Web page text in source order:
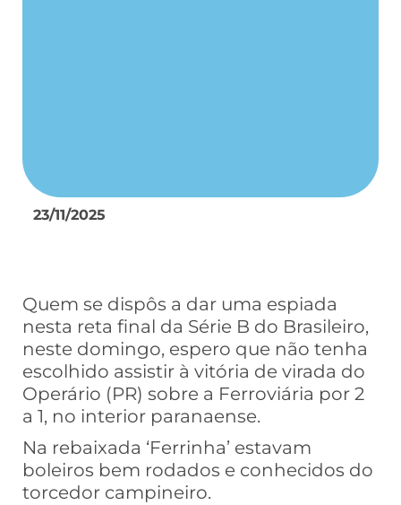
23/11/2025
Quem se dispôs a dar uma espiada
nesta reta final da Série B do Brasileiro,
neste domingo, espero que não tenha
escolhido assistir à vitória de virada do
Operário (PR) sobre a Ferroviária por 2
a 1, no interior paranaense.
Na rebaixada ‘Ferrinha’ estavam
boleiros bem rodados e conhecidos do
torcedor campineiro.